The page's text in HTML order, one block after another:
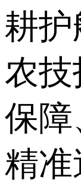
耕护
农
保障
精